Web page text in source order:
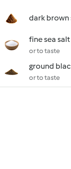
dark brown
fine sea salt
or to taste
ground
or to taste